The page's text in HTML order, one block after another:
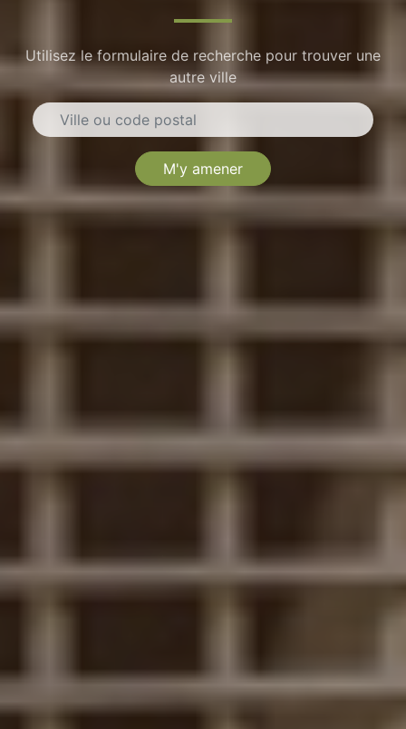
Utilisez le formulaire de recherche pour trouver une
autre ville
M'y amener